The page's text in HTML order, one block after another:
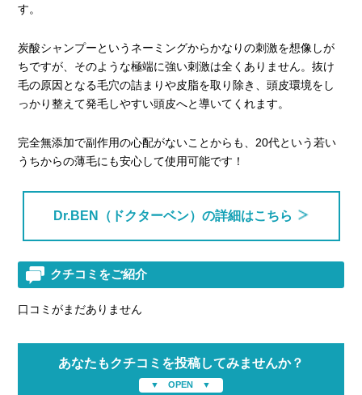
す。
炭酸シャンプーというネーミングからかなりの刺激を想像しが
ちですが、そのような極端に強い刺激は全くありません。抜け
毛の原因となる毛穴の詰まりや皮脂を取り除き、頭皮環境をし
っかり整えて発毛しやすい頭皮へと導いてくれます。
完全無添加で副作用の心配がないことからも、20代という若い
うちからの薄毛にも安心して使用可能です！
Dr.BEN（ドクターベン）の詳細はこちら
クチコミをご紹介
口コミがまだありません
あなたもクチコミを投稿してみませんか？